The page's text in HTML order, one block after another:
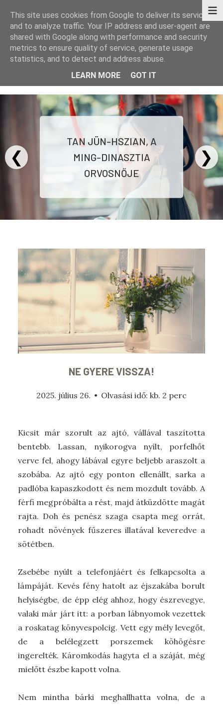
TAN JÜN-HSZIAN, A
MING-DINASZTIA
ORVOSNŐJE
❮ ❯
NE GYERE VISSZA!
2025. július 26. • Olvasási idő: kb. 2 perc
Kicsit már szorult az ajtó, vállával taszította
bentebb. Lassan, nyikorogva nyílt, porfelhőt
verve fel, ahogy lábával egyre beljebb araszolt a
szobába. Az ajtó egy ponton ellenállt, sarka a
padlóba kapaszkodott és nem mozdult tovább. A
férfi megpróbálta a rést, majd átküzdötte magát
rajta. Doh és penész szaga csapta meg orrát,
rohadt növények fűszeres illatával keveredve a
sötétben.
Zsebébe nyúlt a telefonjáért és felkapcsolta a
lámpáját. Kevés fény hatolt az éjszakába borult
helyiségbe, de épp elég ahhoz, hogy észrevegye,
valaki már járt itt: a porban lábnyomok vezettek
a roskatag könyvespolcig. Vett egy mély levegőt,
de a belélegzett porszemek köhögésre
ingerelték. Káromkodás hagyta el a száját, még
mielőtt észbe kapott volna.
Nem mintha bárki meghallhatta volna, de a
This site uses cookies from Google to deliver its services
and to analyze traffic. Your IP address and user-agent are
shared with Google along with performance and security
metrics to ensure quality of service, generate usage
statistics, and to detect and address abuse.
LEARN MORE
GOT IT